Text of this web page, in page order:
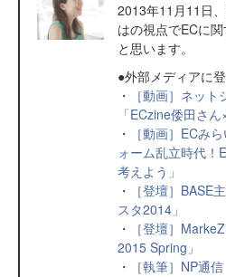
2013年11月11日
はの視点でECに
と思います。
●外部メディアに登
・
［動画］ネッ
「ECzine倭田さん
・
［動画］ECみ
ォーム乱立時代！
考えよう」
・
［登壇］BASE
スタ2014」
・
［登壇］
2015 Spring」
・
［執筆］NP通信